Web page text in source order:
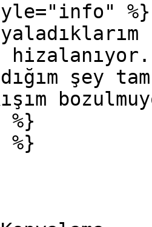
%}
şey
%}
%}